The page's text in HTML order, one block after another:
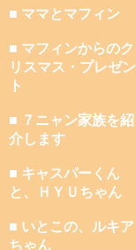
■ ママとマフィン
■ マフィンからのク
リスマス・プレゼン
ト
■ ７ニャン家族を紹
介します
■ キャスパーくん
と、ＨＹＵちゃん
■ いとこの、ルキア
ちゃん